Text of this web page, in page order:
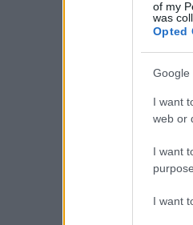
of my
was
Opted
Google
I want
web or
I want
I want